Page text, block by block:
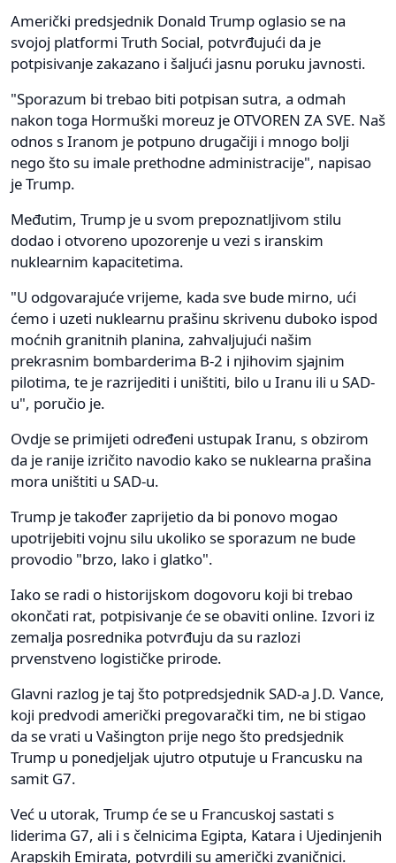
Američki predsjednik Donald Trump oglasio se na
svojoj platformi Truth Social, potvrđujući da je
potpisivanje zakazano i šaljući jasnu poruku javnosti.
"Sporazum bi trebao biti potpisan sutra, a odmah
nakon toga Hormuški moreuz je OTVOREN ZA SVE. Naš
odnos s Iranom je potpuno drugačiji i mnogo bolji
nego što su imale prethodne administracije", napisao
je Trump.
Međutim, Trump je u svom prepoznatljivom stilu
dodao i otvoreno upozorenje u vezi s iranskim
nuklearnim kapacitetima.
"U odgovarajuće vrijeme, kada sve bude mirno, ući
ćemo i uzeti nuklearnu prašinu skrivenu duboko ispod
moćnih granitnih planina, zahvaljujući našim
prekrasnim bombarderima B-2 i njihovim sjajnim
pilotima, te je razrijediti i uništiti, bilo u Iranu ili u SAD-
u", poručio je.
Ovdje se primijeti određeni ustupak Iranu, s obzirom
da je ranije izričito navodio kako se nuklearna prašina
mora uništiti u SAD-u.
Trump je također zaprijetio da bi ponovo mogao
upotrijebiti vojnu silu ukoliko se sporazum ne bude
provodio "brzo, lako i glatko".
Iako se radi o historijskom dogovoru koji bi trebao
okončati rat, potpisivanje će se obaviti online. Izvori iz
zemalja posrednika potvrđuju da su razlozi
prvenstveno logističke prirode.
Glavni razlog je taj što potpredsjednik SAD-a J.D. Vance,
koji predvodi američki pregovarački tim, ne bi stigao
da se vrati u Vašington prije nego što predsjednik
Trump u ponedjeljak ujutro otputuje u Francusku na
samit G7.
Već u utorak, Trump će se u Francuskoj sastati s
liderima G7, ali i s čelnicima Egipta, Katara i Ujedinjenih
Arapskih Emirata, potvrdili su američki zvaničnici.